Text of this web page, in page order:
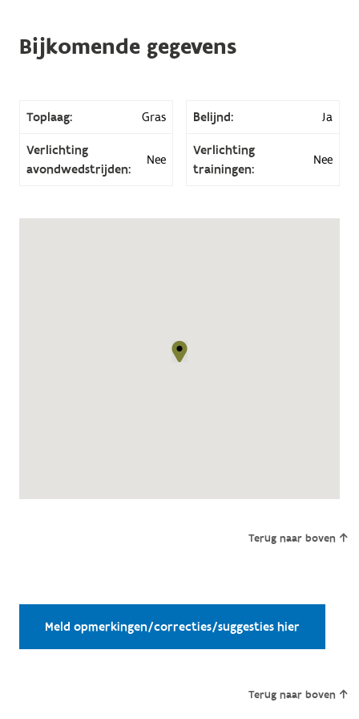
Bijkomende gegevens
Toplaag: Gras Belijnd: Ja
Verlichting
avondwedstrijden:
Nee
Verlichting
trainingen:
Nee
Terug naar boven
Meld opmerkingen/correcties/suggesties hier
Terug naar boven